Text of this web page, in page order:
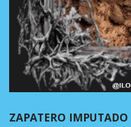
ZAPATERO IMPUTADO